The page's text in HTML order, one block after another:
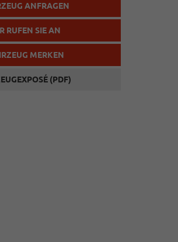
ANFRAGEN
RUFEN SIE AN
MERKEN
(PDF)